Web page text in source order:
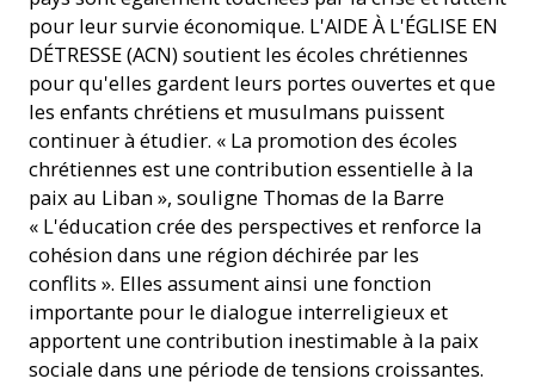
pour leur survie économique. L'AIDE À L'ÉGLISE EN
DÉTRESSE (ACN) soutient les écoles chrétiennes
pour qu'elles gardent leurs portes ouvertes et que
les enfants chrétiens et musulmans puissent
continuer à étudier. « La promotion des écoles
chrétiennes est une contribution essentielle à la
paix au Liban », souligne Thomas de la Barre
« L'éducation crée des perspectives et renforce la
cohésion dans une région déchirée par les
conflits ». Elles assument ainsi une fonction
importante pour le dialogue interreligieux et
apportent une contribution inestimable à la paix
sociale dans une période de tensions croissantes.